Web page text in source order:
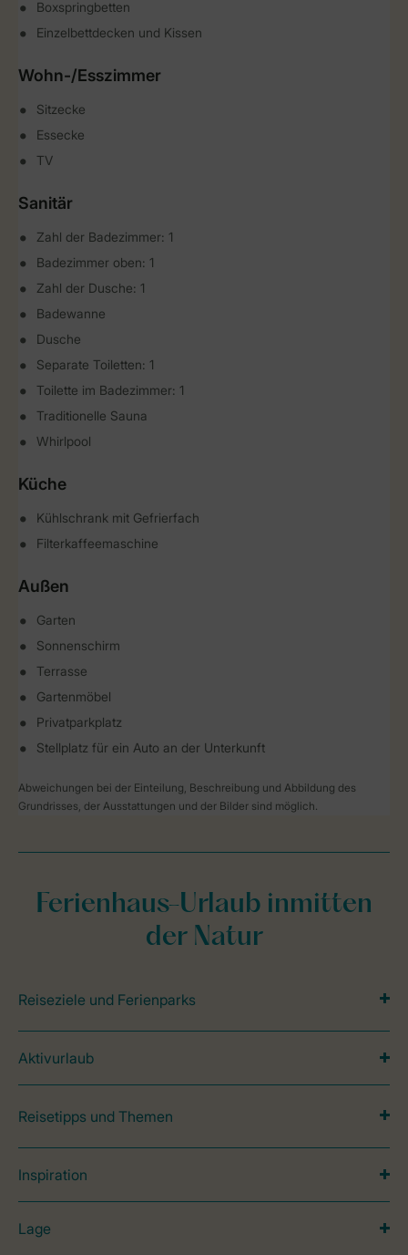
Boxspringbetten
Einzelbettdecken und Kissen
Wohn-/Esszimmer
Sitzecke
Essecke
TV
Sanitär
Zahl der Badezimmer: 1
Badezimmer oben: 1
Zahl der Dusche: 1
Badewanne
Dusche
Separate Toiletten: 1
Toilette im Badezimmer: 1
Traditionelle Sauna
Whirlpool
Küche
Kühlschrank mit Gefrierfach
Filterkaffeemaschine
Außen
Garten
Sonnenschirm
Terrasse
Gartenmöbel
Privatparkplatz
Stellplatz für ein Auto an der Unterkunft
Abweichungen bei der Einteilung, Beschreibung und Abbildung des
Grundrisses, der Ausstattungen und der Bilder sind möglich.
Ferienhaus-Urlaub inmitten
der Natur
Reiseziele und Ferienparks
Aktivurlaub
Reisetipps und Themen
Inspiration
Lage